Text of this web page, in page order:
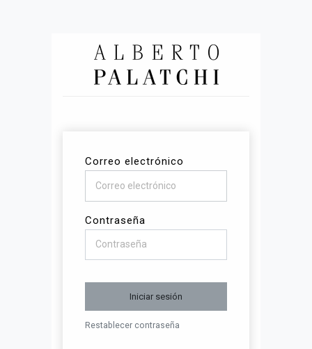
Correo electrónico
Contraseña
Iniciar sesión
Restablecer contraseña